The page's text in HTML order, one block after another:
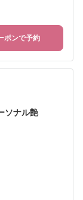
ポンで予約
ソナル艶